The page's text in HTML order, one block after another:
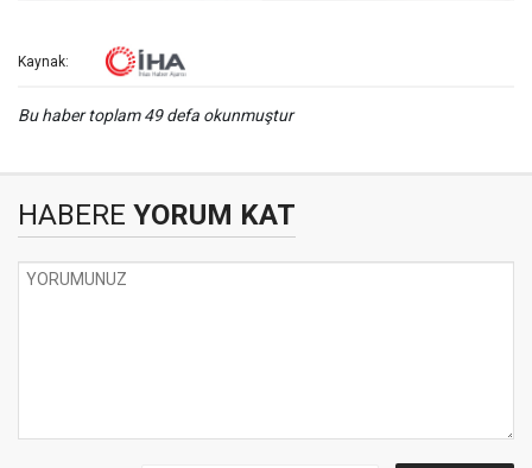
Kaynak:
Bu haber toplam 49 defa okunmuştur
HABERE YORUM KAT